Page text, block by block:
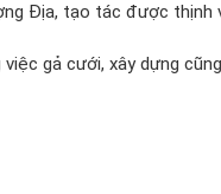
Địa, tạo tác được thịnh
gả cưới, xây dựng